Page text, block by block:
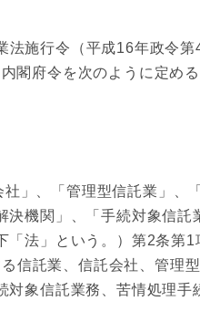
施行令（平成16年政令
閣府令を次のように定める
」、「管理型信託業」、
機関」、「手続対象信
「法」という。）第2条
信託業、信託会社、管理
象信託業務、苦情処理